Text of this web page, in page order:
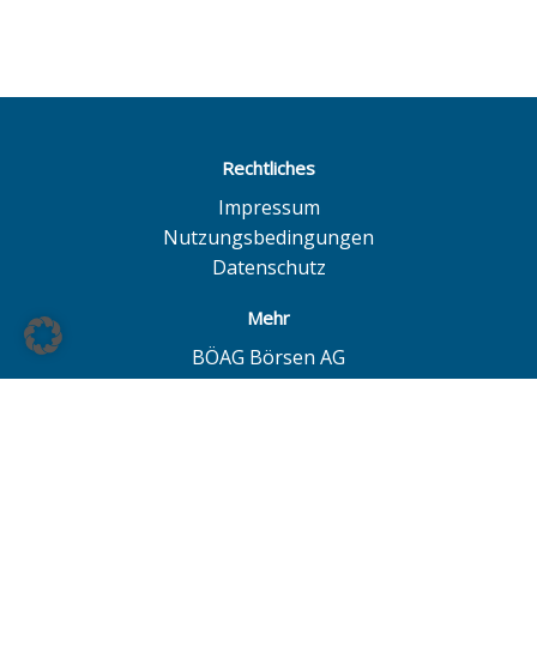
Rechtliches
Impressum
Nutzungsbedingungen
Datenschutz
Mehr
BÖAG Börsen AG
Börse Hamburg